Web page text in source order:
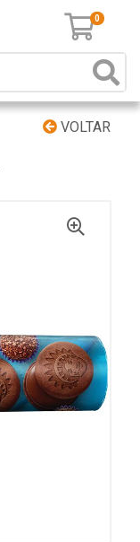
0
VOLTAR